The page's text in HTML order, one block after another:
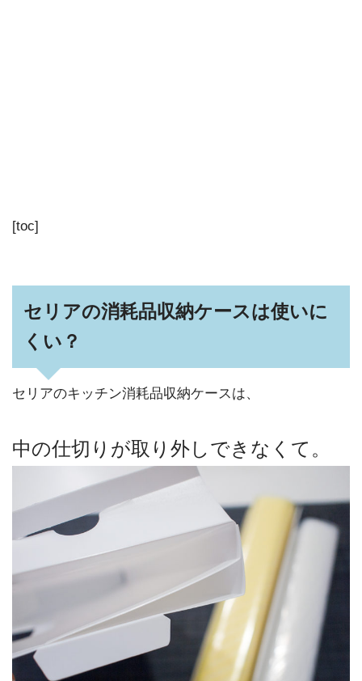
[toc]
セリアの消耗品収納ケースは使いに
くい？
セリアのキッチン消耗品収納ケースは、
中の仕切りが取り外しできなくて。